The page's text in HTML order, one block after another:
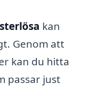
kan
Genom att
kan du hitta
passar just